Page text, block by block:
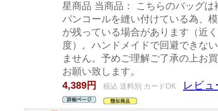
星商品 当商品： こちらのバッグ
パンコールを縫い付けている為、
が残っている場合があります（近
度）。ハンドメイドで回避できな
ません。予めご理解ご了承の上お
お願い致します。
4,389円
税込 送料別 カードOK レビュ